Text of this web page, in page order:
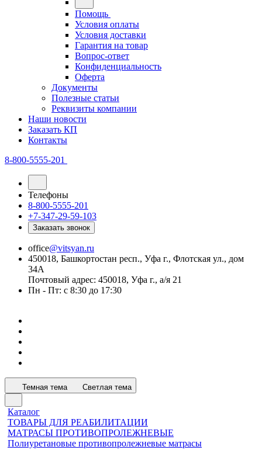
Помощь
Условия оплаты
Условия доставки
Гарантия на товар
Вопрос-ответ
Конфиденциальность
Оферта
Документы
Полезные статьи
Реквизиты компании
Наши новости
Заказать КП
Контакты
8-800-5555-201
Телефоны
8-800-5555-201
+7-347-29-59-103
Заказать звонок
office@vitsyan.ru
450018, Башкортостан респ., Уфа г., Флотская ул., дом
34А
Почтовый адрес: 450018, Уфа г., а/я 21
Пн - Пт: с 8:30 до 17:30
Темная тема Светлая тема
Каталог
ТОВАРЫ ДЛЯ РЕАБИЛИТАЦИИ
МАТРАСЫ ПРОТИВОПРОЛЕЖНЕВЫЕ
Полиуретановые противопролежневые матрасы